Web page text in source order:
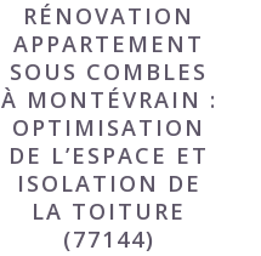
RÉNOVATION
APPARTEMENT
SOUS COMBLES
À MONTÉVRAIN :
OPTIMISATION
DE L’ESPACE ET
ISOLATION DE
LA TOITURE
(77144)